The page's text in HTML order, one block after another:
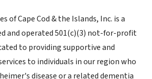
of Cape Cod & the Islands, Inc. is a
and operated 501(c)(3) not-for-profit
to providing supportive and
to individuals in our region who
disease or a related dementia